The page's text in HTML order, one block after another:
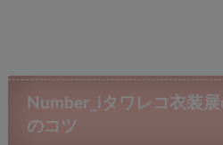
Number_iタワレコ衣装
のコツ